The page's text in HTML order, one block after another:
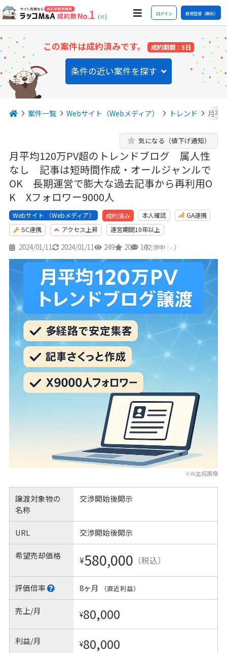
(※) ログイン 新規登録（無料）
この案件は成約済みです。 成約期間：5日
条件の近い案件を探す
案件一覧 Webサイト（Webメディア） トレンド 月平
月平均120万PV超のトレンドブログ 属人性
なし 記事は短時間作成・オールジャンルで
OK 長期運営で膨大な過去記事から再利用O
K Xフォロワー9000人
気になる（値下げ通知）
Webサイト （Webメディア） 成約済み 本人確認
GA連携
SC連携
アクセス上昇 運営期間10年以上
2024/01/11 2024/01/11 249 20 14
（交渉中 : - ）
※AI生成画像
譲渡対象物の
名称
交渉開始後開示
URL 交渉開始後開示
希望売却価格 ¥580,000 （税込）
評価倍率 8ヶ月 （直近利益）
売上/月 ¥80,000
利益/月 ¥80,000